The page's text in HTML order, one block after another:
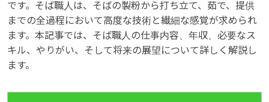
です。そば職人は、そばの製粉から打ち立て、茹で、提供
までの全過程において高度な技術と繊細な感覚が求められ
ます。本記事では、そば職人の仕事内容、年収、必要なス
キル、やりがい、そして将来の展望について詳しく解説し
ます。